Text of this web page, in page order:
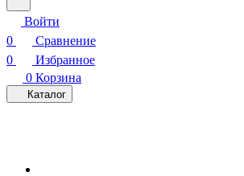
Войти
0
Сравнение
0
Избранное
0 Корзина
Каталог